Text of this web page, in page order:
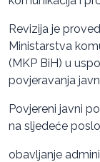
Revizija je
Ministarstva
(MKP BiH) u
povjeravanja
Povjereni javni
na sljedeće
obavljanje